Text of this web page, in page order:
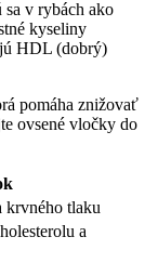
⁢sa‍ v rybách​ ako
kyseliny
HDL (dobrý)⁤
pomáha⁣ znižovať
ovsené vločky ⁢do
krvného tlaku
a